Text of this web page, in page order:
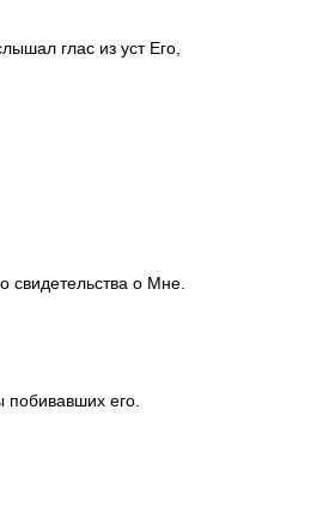
глас из уст Его,
свидетельства о Мне.
побивавших его.